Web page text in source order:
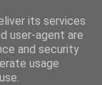
its services
user-agent are
and security
usage